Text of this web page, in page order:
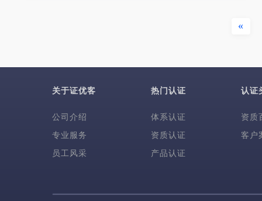
«
关于证优客
公司介绍
专业服务
员工风采
热门认证
体系认证
资质认证
产品认证
认证
资质
客户